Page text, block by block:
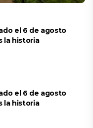
el 6 de agosto
la historia
el 6 de agosto
la historia